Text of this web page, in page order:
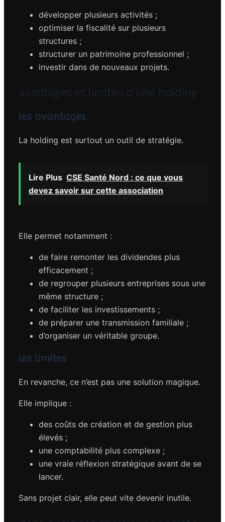
développer plusieurs activités ;
optimiser la fiscalité sur plusieurs
structures ;
structurer un patrimoine professionnel ;
investir dans de nouveaux projets.
avantages et limites d’une holding
les avantages
La holding est surtout un outil de stratégie.
Lire Plus CSE Santé Nord : ce que vous
devez savoir sur cette association
Elle permet notamment :
de faire remonter les dividendes plus
efficacement ;
de regrouper plusieurs entreprises sous une
même structure ;
de faciliter les investissements ;
de préparer une transmission familiale ;
d’organiser un véritable groupe.
les limites
En revanche, ce n’est pas une solution magique.
Elle implique :
des coûts de création et de gestion plus
élevés ;
une comptabilité plus complexe ;
une vraie réflexion stratégique avant de se
lancer.
Sans projet clair, elle peut vite devenir inutile.